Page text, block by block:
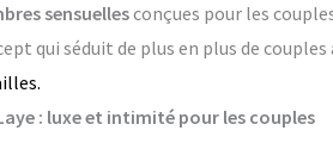
sensuellesconçues pour les
qui séduit de plus en plus de
: luxe et intimité pour les couples